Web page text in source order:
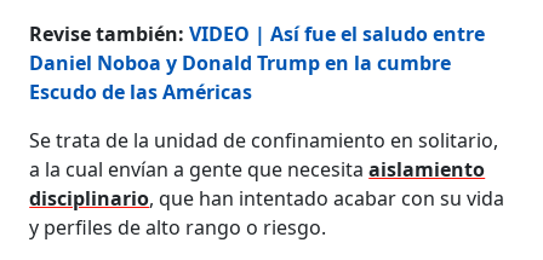
Revise también:VIDEO | Así fue el saludo entre
Daniel Noboa y Donald Trump en la cumbre
Escudo de las Américas
Se trata de la unidad de confinamiento en solitario,
a la cual envían a gente que necesitaaislamiento
disciplinario, que han intentado acabar con su vida
y perfiles de alto rango o riesgo.